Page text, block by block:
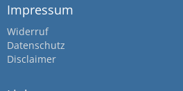
Impressum
Widerruf
Datenschutz
Disclaimer